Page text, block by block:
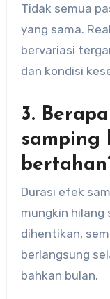
Tidak semua
yang sama.
bervariasi
dan kondisi
3.
samping
Durasi efek
mungkin
dihentikan,
berlangsung
bahkan bulan.